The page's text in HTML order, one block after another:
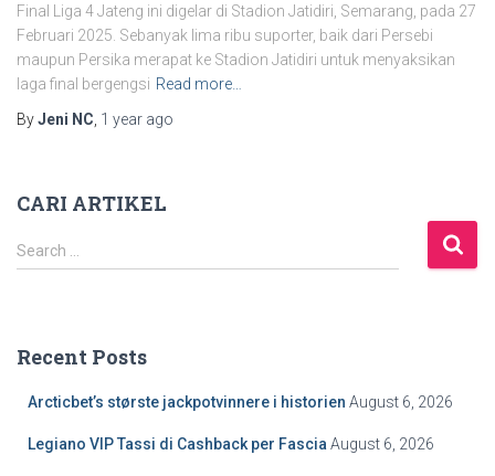
Final Liga 4 Jateng ini digelar di Stadion Jatidiri, Semarang, pada 27
Februari 2025. Sebanyak lima ribu suporter, baik dari Persebi
maupun Persika merapat ke Stadion Jatidiri untuk menyaksikan
laga final bergengsi Read more…
ByJeni NC 1 year ago
CARI ARTIKEL
S
e
h
Search …
Recent Posts
Arcticbet’s største jackpotvinnere i historien August 6, 2026
Legiano VIP Tassi di Cashback per Fascia August 6, 2026